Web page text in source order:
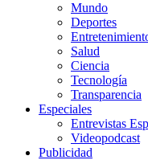
Mundo
Deportes
Salud
Ciencia
Tecnología
Transparencia
Especiales
Entrevistas
Videopodcast
Publicidad